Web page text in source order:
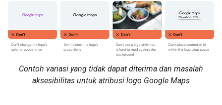
Contoh variasi yang tidak dapat diterima dan masalah
aksesibilitas untuk atribusi logo Google Maps